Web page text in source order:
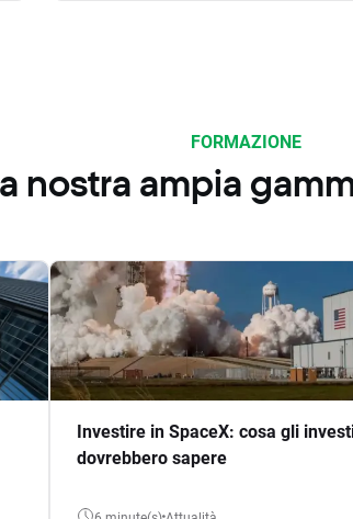
FORMAZIONE
nostra ampia
Investire in SpaceX: cosa gli
dovrebbero sapere